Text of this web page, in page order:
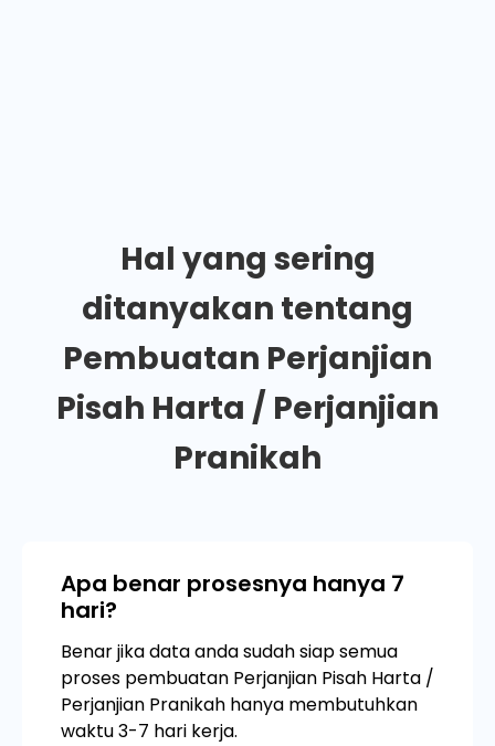
Hal yang sering
ditanyakan tentang
Pembuatan Perjanjian
Pisah Harta / Perjanjian
Pranikah
Apa benar prosesnya hanya 7
hari?
Benar jika data anda sudah siap semua
proses pembuatan Perjanjian Pisah Harta /
Perjanjian Pranikah hanya membutuhkan
waktu 3-7 hari kerja.